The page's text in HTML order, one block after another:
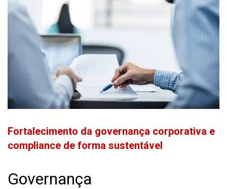
Fortalecimento da governança corporativa e
compliance de forma sustentável
Governança